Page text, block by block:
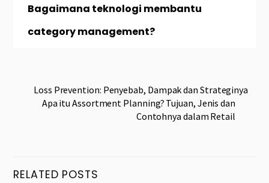
Bagaimana teknologi membantu
category management?
Loss Prevention: Penyebab, Dampak dan Strateginya
Apa itu Assortment Planning? Tujuan, Jenis dan
Contohnya dalam Retail
RELATED POSTS